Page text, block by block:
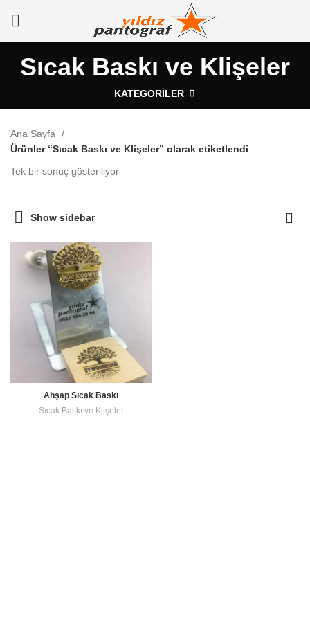
Sıcak Baskı ve Klişeler
KATEGORILER
Ana Sayfa
Ürünler “Sıcak Baskı ve Klişeler” olarak etiketlendi
Tek bir sonuç gösteriliyor
Show sidebar
Ahşap Sıcak Baskı
Sıcak Baskı ve Klişeler